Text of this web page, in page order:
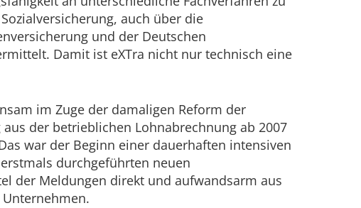
auch über die
und der Deutschen
Damit ist eXTra nicht nur technisch eine
im Zuge der damaligen Reform der
der betrieblichen Lohnabrechnung ab 2007
war der Beginn einer dauerhaften intensiven
durchgeführten neuen
der Meldungen direkt und aufwandsarm aus